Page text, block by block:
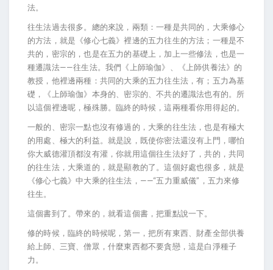
法。
往生法過去很多。總的來說，兩類：一種是共同的，大乘修心
的方法，就是《修心七義》裡邊的五力往生的方法；一種是不
共的，密宗的，也是在五力的基礎上，加上一些修法，也是一
種遷識法——往生法。我們《上師瑜伽》、《上師供養法》的
教授，他裡邊兩種：共同的大乘的五力往生法，有；五力為基
礎，《上師瑜伽》本身的、密宗的、不共的遷識法也有的。所
以這個裡邊呢，極殊勝。臨終的時候，這兩種看你用得起的。
一般的、密宗一點也沒有修過的，大乘的往生法，也是有極大
的用處、極大的利益。就是說，既使你密法還沒有上門，哪怕
你大威德灌頂都沒有灌，你就用這個往生法好了，共的，共同
的往生法，大乘道的，就是顯教的了。這個好處也很多，就是
《修心七義》中大乘的往生法，——“五力重威儀”，五力來修
往生。
這個書到了。帶來的，就看這個書，把重點說一下。
修的時候，臨終的時候呢，第一，把所有東西、財產全部供養
給上師、三寶、僧眾，什麼東西都不要貪戀，這是白淨種子
力。